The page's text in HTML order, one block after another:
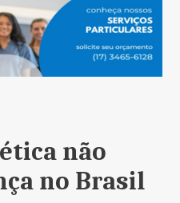
não
no Brasil